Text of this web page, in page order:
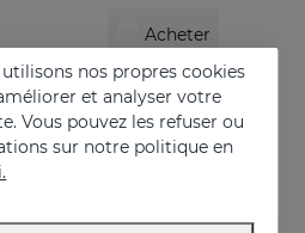
HIDRAVEN Pain Dermatologique
Acheter
22.95 €
utilisons nos propres cookies
et analyser votre
Vous pouvez les refuser ou
sur notre politique en